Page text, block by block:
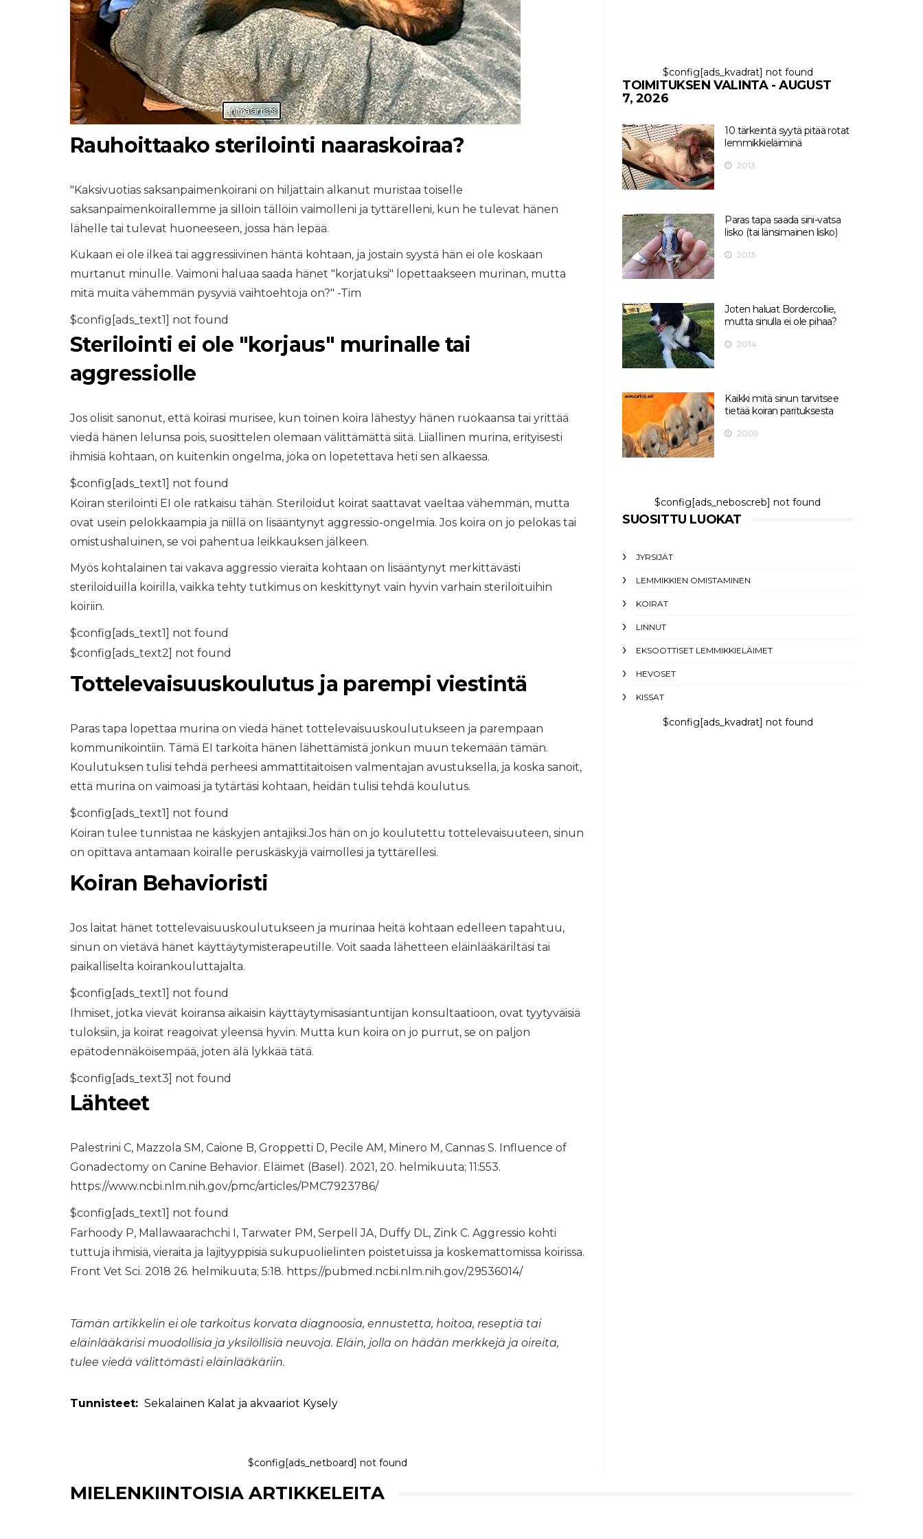
Rauhoittaako sterilointi naaraskoiraa?
"Kaksivuotias saksanpaimenkoirani on hiljattain alkanut muristaa toiselle
saksanpaimenkoirallemme ja silloin tällöin vaimolleni ja tyttärelleni, kun he tulevat hänen
lähelle tai tulevat huoneeseen, jossa hän lepää.
Kukaan ei ole ilkeä tai aggressiivinen häntä kohtaan, ja jostain syystä hän ei ole koskaan
murtanut minulle. Vaimoni haluaa saada hänet "korjatuksi" lopettaakseen murinan, mutta
mitä muita vähemmän pysyviä vaihtoehtoja on?" -Tim
$config[ads_text1] not found
Sterilointi ei ole "korjaus" murinalle tai
aggressiolle
Jos olisit sanonut, että koirasi murisee, kun toinen koira lähestyy hänen ruokaansa tai yrittää
viedä hänen lelunsa pois, suosittelen olemaan välittämättä siitä. Liiallinen murina, erityisesti
ihmisiä kohtaan, on kuitenkin ongelma, joka on lopetettava heti sen alkaessa.
$config[ads_text1] not found
Koiran sterilointi EI ole ratkaisu tähän. Steriloidut koirat saattavat vaeltaa vähemmän, mutta
ovat usein pelokkaampia ja niillä on lisääntynyt aggressio-ongelmia. Jos koira on jo pelokas tai
omistushaluinen, se voi pahentua leikkauksen jälkeen.
Myös kohtalainen tai vakava aggressio vieraita kohtaan on lisääntynyt merkittävästi
steriloiduilla koirilla, vaikka tehty tutkimus on keskittynyt vain hyvin varhain steriloituihin
koiriin.
$config[ads_text1] not found
$config[ads_text2] not found
Tottelevaisuuskoulutus ja parempi viestintä
Paras tapa lopettaa murina on viedä hänet tottelevaisuuskoulutukseen ja parempaan
kommunikointiin. Tämä EI tarkoita hänen lähettämistä jonkun muun tekemään tämän.
Koulutuksen tulisi tehdä perheesi ammattitaitoisen valmentajan avustuksella, ja koska sanoit,
että murina on vaimoasi ja tytärtäsi kohtaan, heidän tulisi tehdä koulutus.
$config[ads_text1] not found
Koiran tulee tunnistaa ne käskyjen antajiksi.Jos hän on jo koulutettu tottelevaisuuteen, sinun
on opittava antamaan koiralle peruskäskyjä vaimollesi ja tyttärellesi.
Koiran Behavioristi
Jos laitat hänet tottelevaisuuskoulutukseen ja murinaa heitä kohtaan edelleen tapahtuu,
sinun on vietävä hänet käyttäytymisterapeutille. Voit saada lähetteen eläinlääkäriltäsi tai
paikalliselta koirankouluttajalta.
$config[ads_text1] not found
Ihmiset, jotka vievät koiransa aikaisin käyttäytymisasiantuntijan konsultaatioon, ovat tyytyväisiä
tuloksiin, ja koirat reagoivat yleensä hyvin. Mutta kun koira on jo purrut, se on paljon
epätodennäköisempää, joten älä lykkää tätä.
$config[ads_text3] not found
Lähteet
Palestrini C, Mazzola SM, Caione B, Groppetti D, Pecile AM, Minero M, Cannas S. Influence of
Gonadectomy on Canine Behavior. Eläimet (Basel). 2021, 20. helmikuuta; 11:553.
https://www.ncbi.nlm.nih.gov/pmc/articles/PMC7923786/
$config[ads_text1] not found
Farhoody P, Mallawaarachchi I, Tarwater PM, Serpell JA, Duffy DL, Zink C. Aggressio kohti
tuttuja ihmisiä, vieraita ja lajityyppisiä sukupuolielinten poistetuissa ja koskemattomissa koirissa.
Front Vet Sci. 2018 26. helmikuuta; 5:18. https://pubmed.ncbi.nlm.nih.gov/29536014/
Tämän artikkelin ei ole tarkoitus korvata diagnoosia, ennustetta, hoitoa, reseptiä tai
eläinlääkärisi muodollisia ja yksilöllisiä neuvoja. Eläin, jolla on hädän merkkejä ja oireita,
tulee viedä välittömästi eläinlääkäriin.
Tunnisteet: Sekalainen Kalat ja akvaariot Kysely
$config[ads_netboard] not found
$config[ads_kvadrat] not found
TOIMITUKSEN VALINTA - AUGUST
7, 2026
10 tärkeintä syytä pitää rotat
lemmikkieläiminä
2013
Paras tapa saada sini-vatsa
lisko (tai länsimainen lisko)
2013
Joten haluat Bordercollie,
mutta sinulla ei ole pihaa?
2014
Kaikki mitä sinun tarvitsee
tietää koiran parituksesta
2009
$config[ads_neboscreb] not found
SUOSITTU LUOKAT
JYRSIJÄT
LEMMIKKIEN OMISTAMINEN
KOIRAT
LINNUT
EKSOOTTISET LEMMIKKIELÄIMET
HEVOSET
KISSAT
$config[ads_kvadrat] not found
MIELENKIINTOISIA ARTIKKELEITA